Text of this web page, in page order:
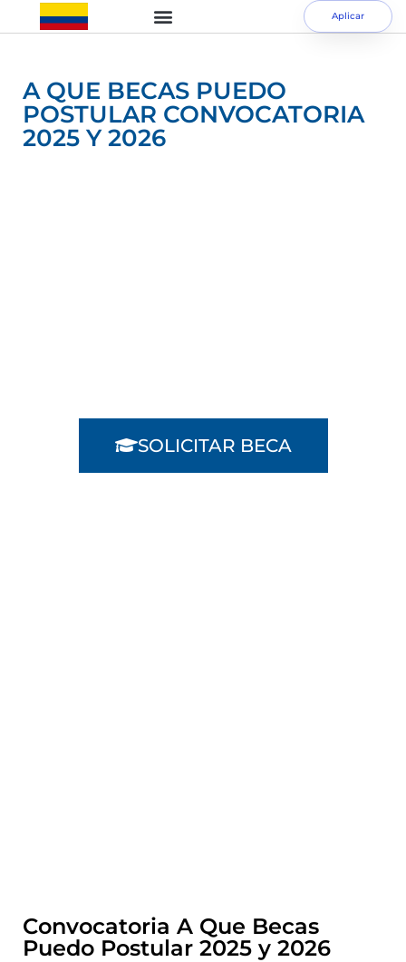
Aplicar
A QUE BECAS PUEDO
POSTULAR CONVOCATORIA
2025 Y 2026
SOLICITAR BECA
Convocatoria A Que Becas
Puedo Postular 2025 y 2026